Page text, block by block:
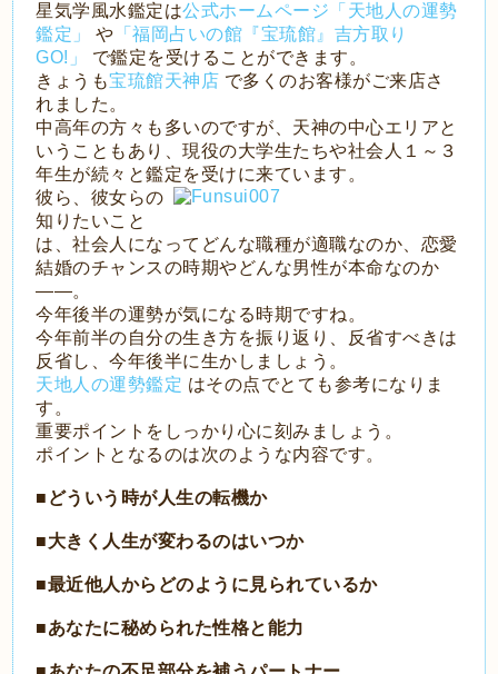
星気学風水鑑定は公式ホームページ「天地人の運勢
鑑定」
や 「福岡占いの館『宝琉館』吉方取り
GO!」
で鑑定を受けることができます。
きょうも宝琉館天神店 で多くのお客様がご来店さ
れました。
中高年の方々も多いのですが、天神の中心エリアと
いうこともあり、現役の大学生たちや社会人１～３
年生が続々と鑑定を受けに来ています。
彼ら、彼女らの
知りたいこと
は、社会人になってどんな職種が適職なのか、恋愛
結婚のチャンスの時期やどんな男性が本命なのか
――。
今年後半の運勢が気になる時期ですね。
今年前半の自分の生き方を振り返り、反省すべきは
反省し、今年後半に生かしましょう。
天地人の運勢鑑定 はその点でとても参考になりま
す。
重要ポイントをしっかり心に刻みましょう。
ポイントとなるのは次のような内容です。
■どういう時が人生の転機か
■大きく人生が変わるのはいつか
■最近他人からどのように見られているか
■あなたに秘められた性格と能力